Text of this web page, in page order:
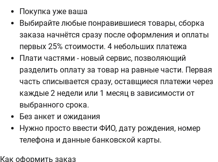
Покупка уже ваша
Выбирайте любые понравившиеся товары, сборка
заказа начнётся сразу после оформления и оплаты
первых 25% стоимости. 4 небольших платежа
Плати частями - новый сервис, позволяющий
разделить оплату за товар на равные части. Первая
часть списывается сразу, оставщиеся платежи через
каждые 2 недели или 1 месяц в зависимости от
выбранного срока.
Без анкет и ожидания
Нужно просто ввести ФИО, дату рождения, номер
телефона и данные банковской карты.
Как оформить заказ